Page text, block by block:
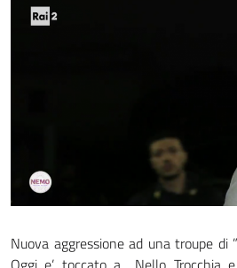
Nuova aggressione ad una troupe di